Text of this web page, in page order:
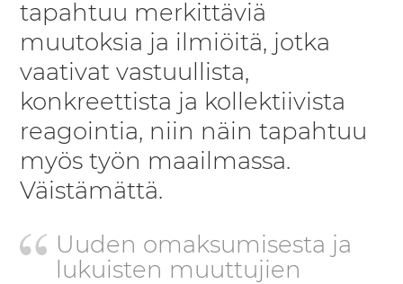
tapahtuu merkittäviä
muutoksia ja ilmiöitä, jotka
vaativat vastuullista,
konkreettista ja kollektiivista
reagointia, niin näin tapahtuu
myös työn maailmassa.
Väistämättä.
Uuden omaksumisesta ja
lukuisten muuttujien